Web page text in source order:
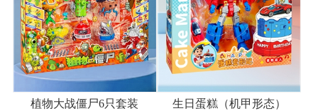
植物大战僵尸6只套装
生日蛋糕（机甲形态）